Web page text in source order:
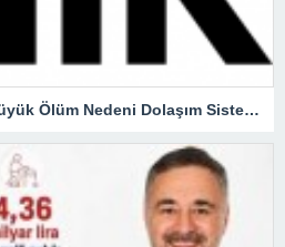
TÜİK: Kırklareli’nde En Büyük Ölüm Nedeni Dolaşım Sistemi Hastalıkları